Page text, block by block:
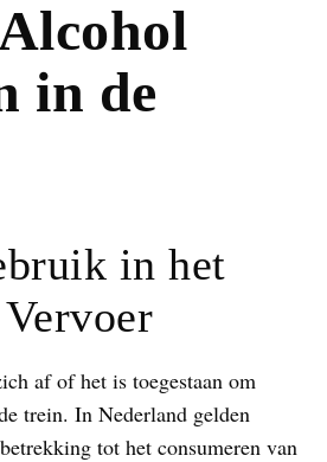
in de
in het
af of het is toegestaan om
trein. In Nederland gelden
tot het consumeren van